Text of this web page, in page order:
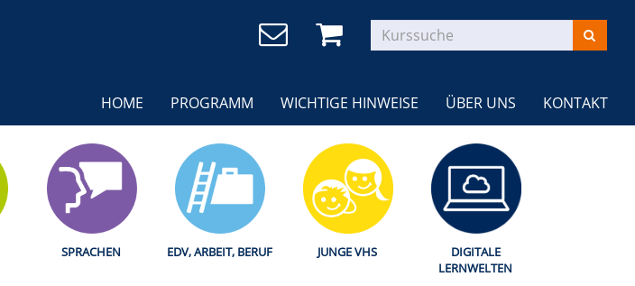
HOME PROGRAMM WICHTIGE HINWEISE ÜBER UNS KONTAKT
SPRACHEN EDV, ARBEIT, BERUF JUNGE VHS
DIGITALE
LERNWELTEN